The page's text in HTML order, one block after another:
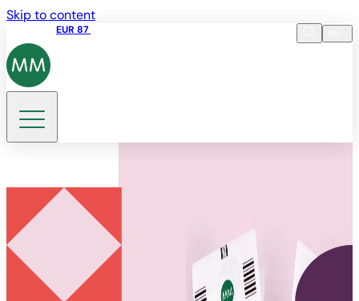
Skip to content
EUR 87
DE